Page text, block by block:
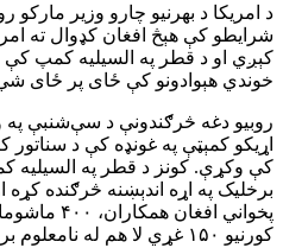
د امریکا د بهرنیو چارو وزیر مارکو
شرایطو کې هېڅ افغان کډوال ته
کېږي او د قطر په السیلیه کمپ کې
خوندي هېوادونو کې ځای پر ځای
روبیو دغه څرګندونې د سې‌شنبې په
اړیکو کمېټې په غونډه کې د
کې وکړې. کونز د قطر په السیلیه
پخواني
کورنیو ۱۵۰ غړي لا هم له نامعلوم برخلیک سره مخ دي.